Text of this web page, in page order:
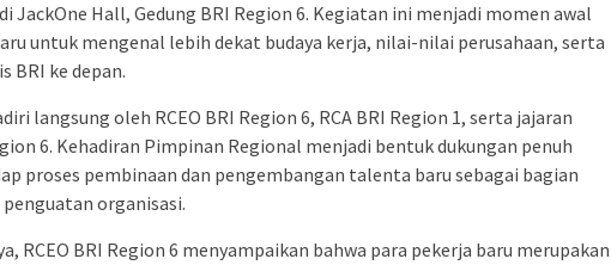
JackOne Hall, Gedung BRI Region 6. Kegiatan ini menjadi momen awal
untuk mengenal lebih dekat budaya kerja, nilai-nilai perusahaan, serta
BRI ke depan.
langsung oleh RCEO BRI Region 6, RCA BRI Region 1, serta jajaran
6. Kehadiran Pimpinan Regional menjadi bentuk dukungan penuh
proses pembinaan dan pengembangan talenta baru sebagai bagian
organisasi.
RCEO BRI Region 6 menyampaikan bahwa para pekerja baru merupakan